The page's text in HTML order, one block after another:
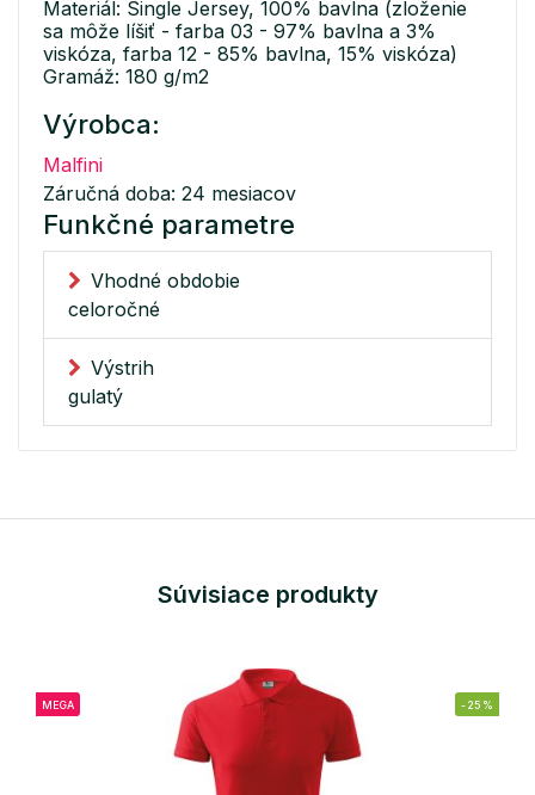
Materiál: Single Jersey, 100% bavlna (zloženie
sa môže líšiť - farba 03 - 97% bavlna a 3%
viskóza, farba 12 - 85% bavlna, 15% viskóza)
Gramáž: 180 g/m2
Výrobca:
Malfini
Záručná doba: 24 mesiacov
Funkčné parametre
Vhodné obdobie
celoročné
Výstrih
gulatý
Súvisiace produkty
MEGA -25%